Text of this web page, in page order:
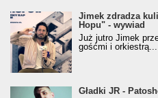
Jimek zdradza kulisy
Hopu" - wywiad
Jimek zdradza
Hopu" - wywiad
Już jutro Jimek
gośćmi i orkiestrą...
Gładki JR - Patoshot
Gładki JR -